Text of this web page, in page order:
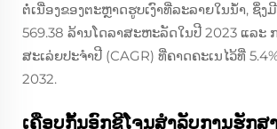
ຕໍ່ເນື່ອງຂອງຕະຫຼາດຮູບເງົາທີ່ລະລາຍໃນນ້ຳ, ຊຶ່ງ
569.38 ລ້ານໂດລາສະຫະລັດໃນປີ 2023 ແລະ
ສະເລ່ຍປະຈຳປີ (CAGR) ທີ່ຄາດຄະເນໄວ້ທີ່
2032.
ເຄືອບກັ້ນອົກຊີໂຈນສຳລັບການຮັກສ